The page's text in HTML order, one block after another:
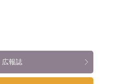
広報誌